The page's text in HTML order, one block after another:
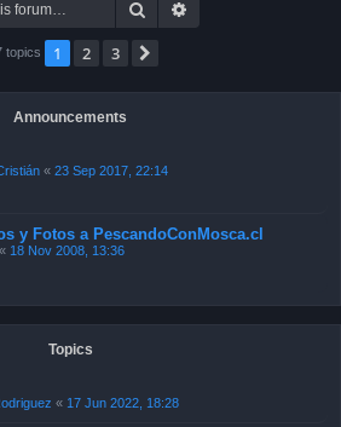
Search
topics 1 2 3
Announcements
« 23 Sep 2017, 22:14
y Fotos a PescandoConMosca.cl
« 18 Nov 2008, 13:36
Topics
« 17 Jun 2022, 18:28